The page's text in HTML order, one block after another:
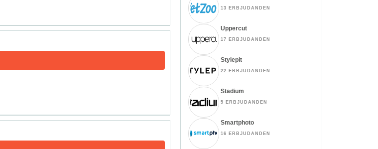
13 ERBJUDANDEN
Uppercut
17 ERBJUDANDEN
Stylepit
22 ERBJUDANDEN
Stadium
5 ERBJUDANDEN
Smartphoto
16 ERBJUDANDEN